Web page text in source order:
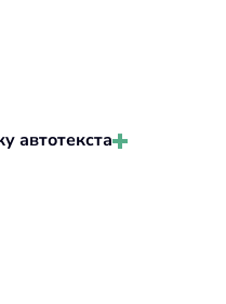
автотекста